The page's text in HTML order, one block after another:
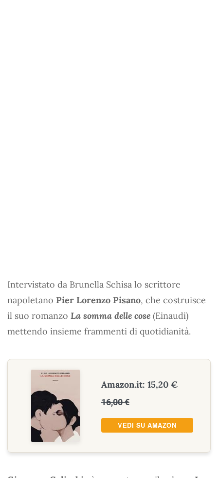
Intervistato da Brunella Schisa lo scrittore
napoletano Pier Lorenzo Pisano, che costruisce
il suo romanzo La somma delle cose (Einaudi)
mettendo insieme frammenti di quotidianità.
Amazon.it: 15,20 €
16,00 €
VEDI SU AMAZON